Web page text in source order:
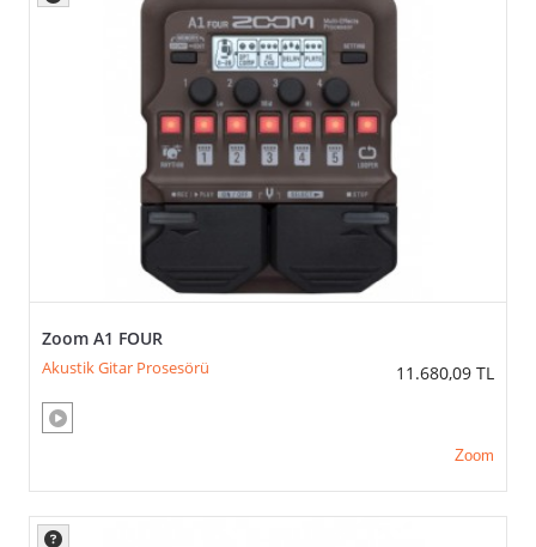
Zoom A1 FOUR
Akustik Gitar Prosesörü 11.680,09 TL
Zoom